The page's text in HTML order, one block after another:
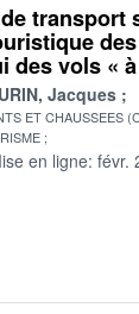
transport
des vols «
Jacques
ET CHAUSSEES
en ligne: févr.